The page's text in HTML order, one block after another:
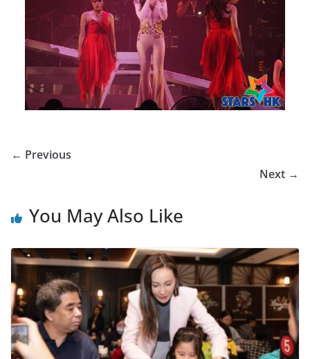
← Previous
Next →
You May Also Like